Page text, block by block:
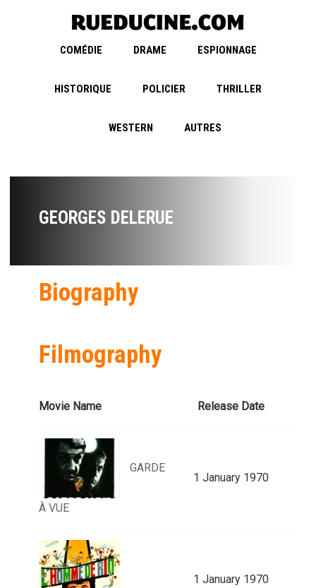
COMÉDIE DRAME ESPIONNAGE
HISTORIQUE POLICIER THRILLER
WESTERN AUTRES
GEORGES DELERUE
Biography
Filmography
Movie Name Release Date
GARDE
À VUE
1 January 1970
1 January 1970